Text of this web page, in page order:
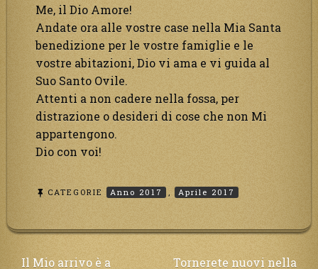
Me, il Dio Amore!
Andate ora alle vostre case nella Mia Santa
benedizione per le vostre famiglie e le
vostre abitazioni, Dio vi ama e vi guida al
Suo Santo Ovile.
Attenti a non cadere nella fossa, per
distrazione o desideri di cose che non Mi
appartengono.
Dio con voi!
CATEGORIE Anno 2017 , Aprile 2017
Navigazione
Il Mio arrivo è a
Tornerete nuovi nella